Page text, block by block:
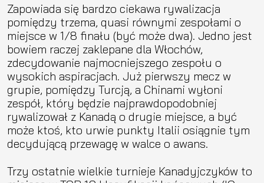
Zapowiada się bardzo ciekawa rywalizacja
pomiędzy trzema, quasi równymi zespołami o
miejsce w 1/8 finału (być może dwa). Jedno jest
bowiem raczej zaklepane dla Włochów,
zdecydowanie najmocniejszego zespołu o
wysokich aspiracjach. Już pierwszy mecz w
grupie, pomiędzy Turcją, a Chinami wyłoni
zespół, który będzie najprawdopodobniej
rywalizował z Kanadą o drugie miejsce, a być
może ktoś, kto urwie punkty Italii osiągnie tym
decydującą przewagę w walce o awans.
Trzy ostatnie wielkie turnieje Kanadyjczyków to